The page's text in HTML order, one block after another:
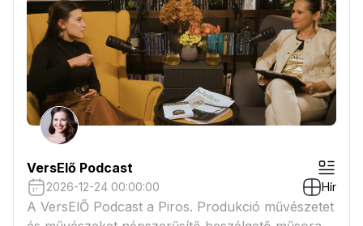
VersElő Podcast
2026-12-24 00:00:00 Hír
A VersElŐ Podcast a Piros. Produkció művészetet